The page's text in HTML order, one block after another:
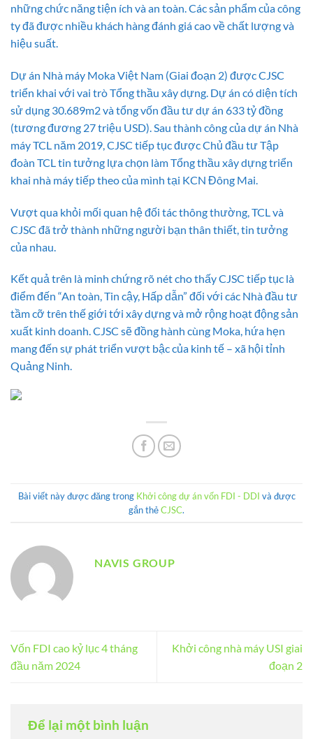
những chức năng tiện ích và an toàn. Các sản phẩm của công
ty đã được nhiều khách hàng đánh giá cao về chất lượng và
hiệu suất.
Dự án Nhà máy Moka Việt Nam (Giai đoạn 2) được CJSC
triển khai với vai trò Tổng thầu xây dựng. Dự án có diện tích
sử dụng 30.689m2 và tổng vốn đầu tư dự án 633 tỷ đồng
(tương đương 27 triệu USD). Sau thành công của dự án Nhà
máy TCL năm 2019, CJSC tiếp tục được Chủ đầu tư Tập
đoàn TCL tin tưởng lựa chọn làm Tổng thầu xây dựng triển
khai nhà máy tiếp theo của mình tại KCN Đông Mai.
Vượt qua khỏi mối quan hệ đối tác thông thường, TCL và
CJSC đã trở thành những người bạn thân thiết, tin tưởng
của nhau.
Kết quả trên là minh chứng rõ nét cho thấy CJSC tiếp tục là
điểm đến “An toàn, Tin cậy, Hấp dẫn” đối với các Nhà đầu tư
tầm cỡ trên thế giới tới xây dựng và mở rộng hoạt động sản
xuất kinh doanh. CJSC sẽ đồng hành cùng Moka, hứa hẹn
mang đến sự phát triển vượt bậc của kinh tế – xã hội tỉnh
Quảng Ninh.
Bài viết này được đăng trong Khởi công dự án vốn FDI - DDI và được
gắn thẻCJSC.
NAVIS GROUP
Vốn FDI cao kỷ lục 4 tháng
đầu năm 2024
Khởi công nhà máy USI giai
đoạn 2
Để lại một bình luận